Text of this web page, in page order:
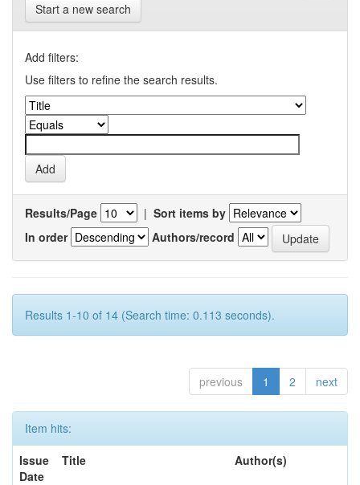
Start a new search
Add filters:
Use filters to refine the search results.
Results/Page | Sort items by
In order
Authors/record
Results 1-10 of 14 (Search time: 0.113 seconds).
previous 1 2 next
Item hits:
Issue
Date
Title Author(s)